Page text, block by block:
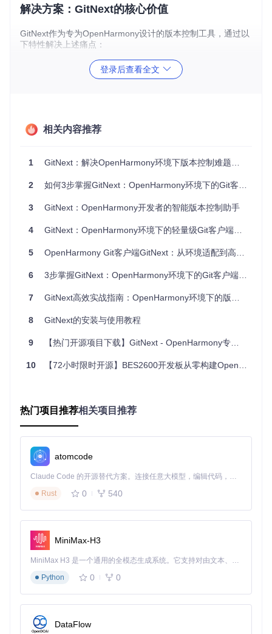
解决方案：GitNext的核心价值
GitNext作为专为OpenHarmony设计的版本控制工具，通过以
下特性解决上述痛点：
：将复杂的Git命令转化为直观的图形化操
安全认证集成：内置SSH密钥管理和凭证存储功能
确认设备已安装OpenHarmony PC开发者环境
确保网络连接正常，特别是访问代码仓库所需的网络权限
⚠️注意事项：
不支持在虚拟机环境中运行GitNext
移动设备端功能受限，建议使用PC设备获得完整体验
部署GitNext工具
通过官方渠道获取GitNext安装包
解压至应用目录：tar -zxvf gitnext_ohos.tar.gz
-C /applications
gitnext/bin
命令可自动检测系统兼容
配置个性化工作流
启动GitNext应用，首次运行将进入配置向导
设置用户信息：
用户名: 开发者ID
邮箱: 开发团队邮箱
生成新密钥：点击"SSH配置"→"生成密钥对"
导出公钥：保存至~/.ssh/gitnext_rsa.pub
添加常用仓库：
点击"远程仓库"→"添加仓库"
输入仓库地址：
yPCDeveloper/GitNext
选择本地存储路径：
功能实战案例：团队协作开发流程
克隆项目仓库
登录后查看全文
相关内容推荐
1 GitNext：解决OpenHarmony环境下版本控制难题的实战指南
2 如何3步掌握GitNext：OpenHarmony环境下的Git客户端实战指南
3 GitNext：OpenHarmony开发者的智能版本控制助手
4 GitNext：OpenHarmony环境下的轻量级Git客户端场景化实践指南
5 OpenHarmony Git客户端GitNext：从环境适配到高效开发实战指南
6 3步掌握GitNext：OpenHarmony环境下的Git客户端高效应用指南
7 GitNext高效实战指南：OpenHarmony环境下的版本控制进阶
8 GitNext的安装与使用教程
9 【热门开源项目下载】GitNext - OpenHarmony专属Git客户端指南
10 【72小时限时开源】BES2600开发板从零构建OpenHarmony智能家居终端全指南
热门项目推荐相关项目推荐
atomcode
Claude Code 的开源替代方案。连接任意大模型，编辑代码，运行命令，自动验证 — 全自动执行。用 Rust 构建，极致性能。 ｜ An open-source alternative to Claude Code. Connect any LLM, edit code, run commands, and verify changes — autonomously. Built in Rust for speed. Get Started
Rust
0 540
MiniMax-H3
MiniMax H3 是一个通用的全模态生成系统。它支持对由文本、图像、视频和音频组成的多模态上下文进行统一理解，并能生成分辨率高达 2K、时长可达 15 秒的带原生立体声音频的视频。得益于面向任务泛化的系统设计，H3 在预训练阶段就已具备广泛的多模态上下文理解与生成能力，能够出色地执行复杂的多模态指令。
Python
0 0
DataFlow